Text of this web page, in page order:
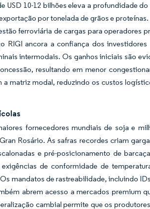
USD 10-12 bilhões eleva a profundidade
por tonelada de grãos e
ferroviária de cargas para operadores
RIGI ancora a confiança dos
intermodais. Os ganhos iniciais são
resultando em menor
a matriz modal, reduzindo os custos
fornecedores mundiais de soja e
Rosário. As safras recordes criam
e pré-posicionamento de
de conformidade de
mandatos de rastreabilidade, incluindo
abrem acesso a mercados premium
cambial permite que os